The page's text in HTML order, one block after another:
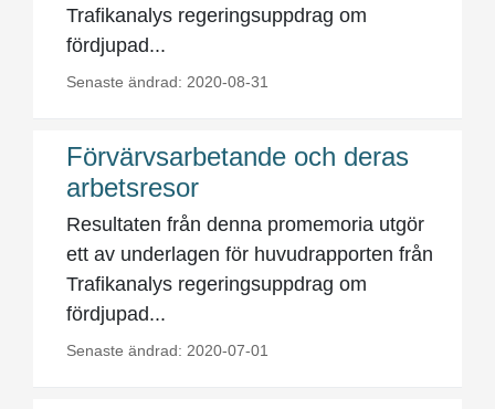
Trafikanalys regeringsuppdrag om
fördjupad...
Senaste ändrad: 2020-08-31
Förvärvsarbetande och deras
arbetsresor
Resultaten från denna promemoria utgör
ett av underlagen för huvudrapporten från
Trafikanalys regeringsuppdrag om
fördjupad...
Senaste ändrad: 2020-07-01